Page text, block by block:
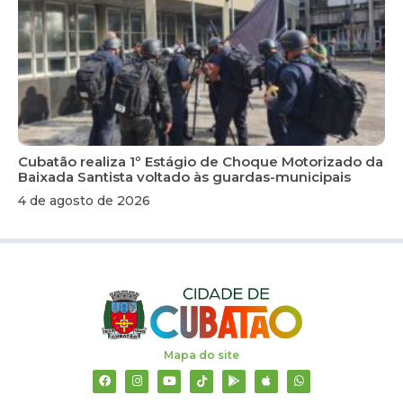
Cubatão realiza 1º Estágio de Choque Motorizado da
Baixada Santista voltado às guardas-municipais
4 de agosto de 2026
Mapa do site